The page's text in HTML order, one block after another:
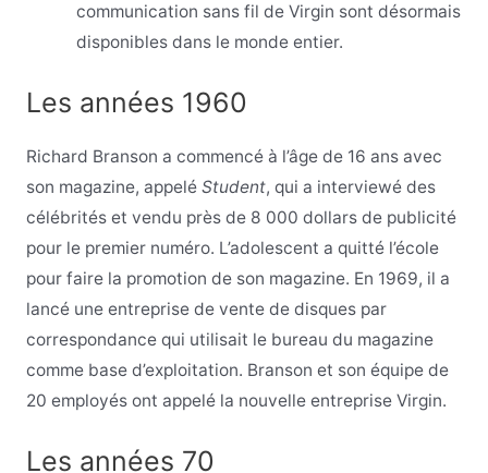
communication sans fil de Virgin sont désormais
disponibles dans le monde entier.
Les années 1960
Richard Branson a commencé à l’âge de 16 ans avec
son magazine, appelé Student, qui a interviewé des
célébrités et vendu près de 8 000 dollars de publicité
pour le premier numéro. L’adolescent a quitté l’école
pour faire la promotion de son magazine. En 1969, il a
lancé une entreprise de vente de disques par
correspondance qui utilisait le bureau du magazine
comme base d’exploitation. Branson et son équipe de
20 employés ont appelé la nouvelle entreprise Virgin.
Les années 70